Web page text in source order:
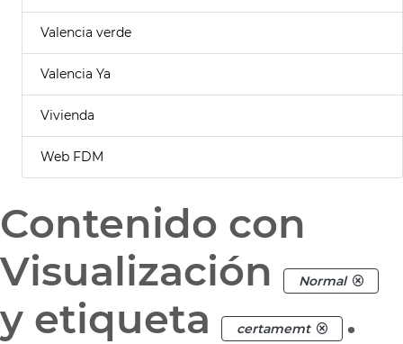
Valencia verde
Valencia Ya
Vivienda
Web FDM
Contenido con
Visualización
Normal
y etiqueta certamemt .